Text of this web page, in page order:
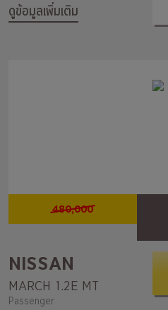
ดูข้อมูลเพิ่มเติม
480,000
NISSAN
MARCH 1.2E MT
Passenger